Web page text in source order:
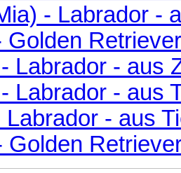
- Labrador -
Golden
Labrador - aus
Labrador - aus
Labrador - aus
Golden